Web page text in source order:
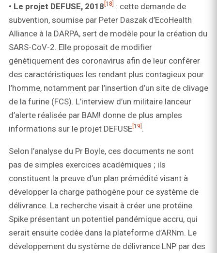
• Le projet DEFUSE, 2018 [18]
: cette demande de
subvention, soumise par Peter Daszak d’EcoHealth
Alliance à la DARPA, sert de modèle pour la création du
SARS‑CoV‑2. Elle proposait de modifier
génétiquement des coronavirus afin de leur conférer
des caractéristiques les rendant plus contagieux pour
l’homme, notamment par l’insertion d’un site de clivage
de la furine (FCS). L’interview d’un militaire lanceur
d’alerte réalisée par BAM! donne de plus amples
informations sur le projet DEFUSE [19] .
Selon l’analyse du Pr Boyle, ces documents ne sont
pas de simples exercices académiques ; ils
constituent la preuve d’un plan prémédité visant à
développer la charge pathogène pour ce système de
délivrance. La recherche visait à créer une protéine
Spike présentant un potentiel pandémique accru, qui
serait ensuite codée dans la plateforme d’ARNm. Le
développement du système de délivrance LNP par des